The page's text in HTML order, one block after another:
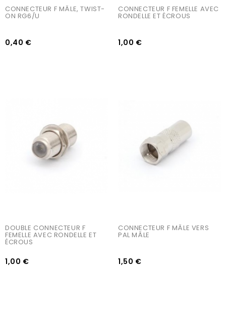
CONNECTEUR F MÂLE, TWIST-
ON RG6/U
0,40 €
CONNECTEUR F FEMELLE AVEC
RONDELLE ET ÉCROUS
1,00 €
DOUBLE CONNECTEUR F
FEMELLE AVEC RONDELLE ET
ÉCROUS
1,00 €
CONNECTEUR F MÂLE VERS
PAL MÂLE
1,50 €